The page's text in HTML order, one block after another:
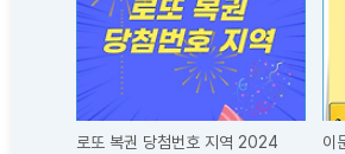
로또 복권 당첨번호 지역 2024
이